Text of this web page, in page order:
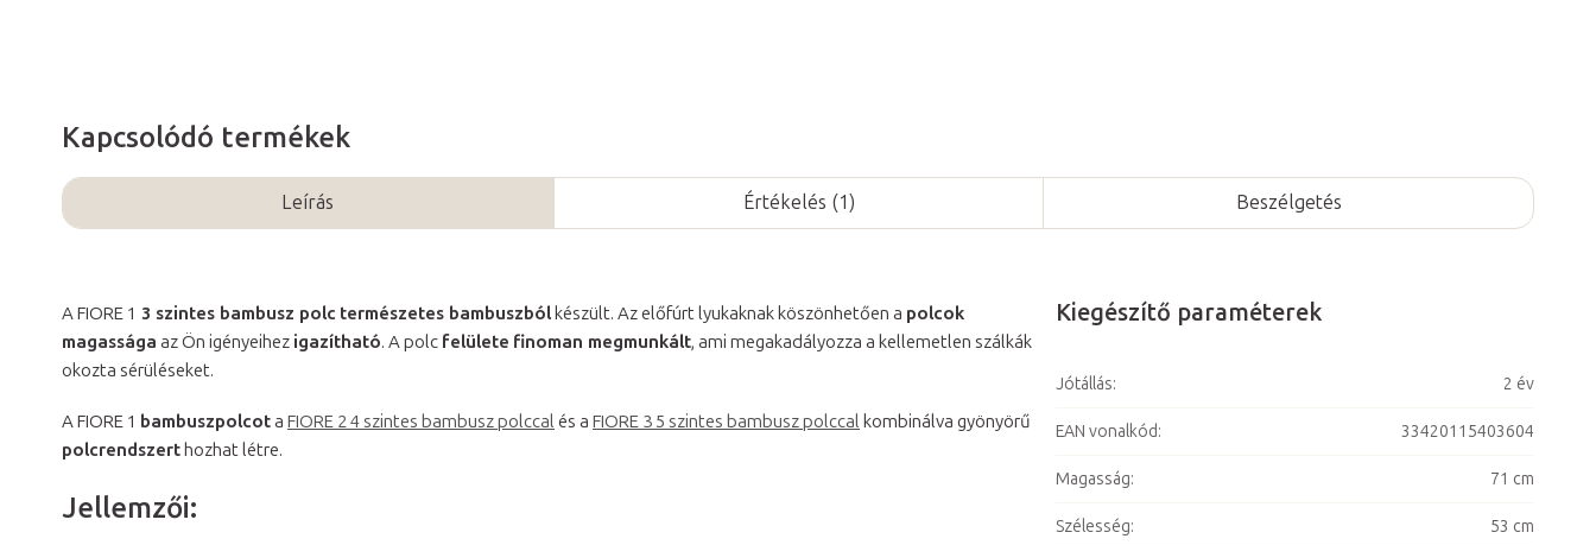
Kapcsolódó termékek
Leírás Értékelés (1) Beszélgetés
A FIORE 1 3 szintes bambusz polc természetes bambuszból készült. Az előfúrt lyukaknak köszönhetően a polcok
magassága az Ön igényeihez igazítható. A polc felülete finoman megmunkált, ami megakadályozza a kellemetlen szálkák
okozta sérüléseket.
A FIORE 1 bambuszpolcota FIORE 2 4 szintes bambusz polccal és a FIORE 3 5 szintes bambusz polccal kombinálva gyönyörű
polcrendszert hozhat létre.
Jellemzői:
Kiegészítő paraméterek
Jótállás: 2 év
EAN vonalkód: 33420115403604
Magasság: 71 cm
Szélesség: 53 cm